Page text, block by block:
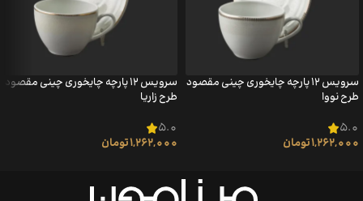
سرویس ۱۲ پارچه چایخوری چینی مقصود
طرح نووا
5.0
1,262,000تومان
سرویس ۱۲ پارچه چایخوری چینی مقصود
طرح زاریا
5.0
1,262,000تومان